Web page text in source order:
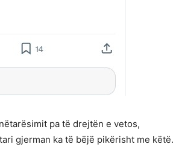
pa të drejtën e vetos,
gjerman ka të bëjë pikërisht me këtë.